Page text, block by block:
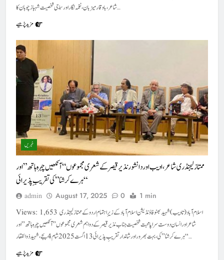
شاعر، باوقار میزبان، نغمہ نگار اور سماجی شخصیت شہباز چوہان کا…
مزید پڑھیے
خبریں
ممتاز لیجنڈری شاعر،ادیب اور دانشور نذیرقیصرکے شعری مجموعوں “آنکھیں چہرہ ہاتھ” اور
“ہرے کرشنا” کی تقریب ِ پذیرائی
admin August 17, 2025 0 1 min
Views: 1,653 اسلام آباد (تادیب) شہید بھٹو فاؤنڈیشن اسلام آباد کے زیرِ اہتمام اردو کے ممتاز لیجنڈری
شاعر اور انسان دوست سراپا محبت شخصیت جناب نذیر قیصر کے دو اہم شعری مجموعوں ” آنکھیں چہرہ ہاتھ ” اور
“ہرے کرشنا” کی ، بہت بھرور اور شاندار تقریبِ پذیرائی 13اگست 2025 شام 4 بجے ،شہید ذوالفقار…
مزید پڑھیے